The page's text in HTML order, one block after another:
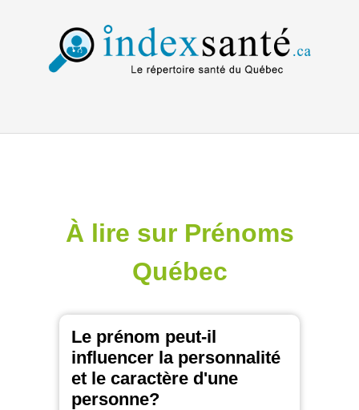
À lire sur Prénoms
Québec
Le prénom peut-il
influencer la personnalité
et le caractère d'une
personne?